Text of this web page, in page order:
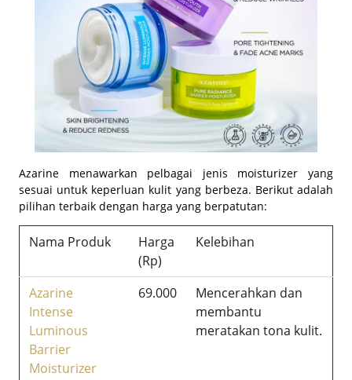
Azarine menawarkan pelbagai jenis moisturizer yang
sesuai untuk keperluan kulit yang berbeza. Berikut adalah
pilihan terbaik dengan harga yang berpatutan:
Nama Produk
Harga
(Rp)
Kelebihan
Azarine
Intense
Luminous
Barrier
Moisturizer
69.000
Mencerahkan dan
membantu
meratakan tona kulit.